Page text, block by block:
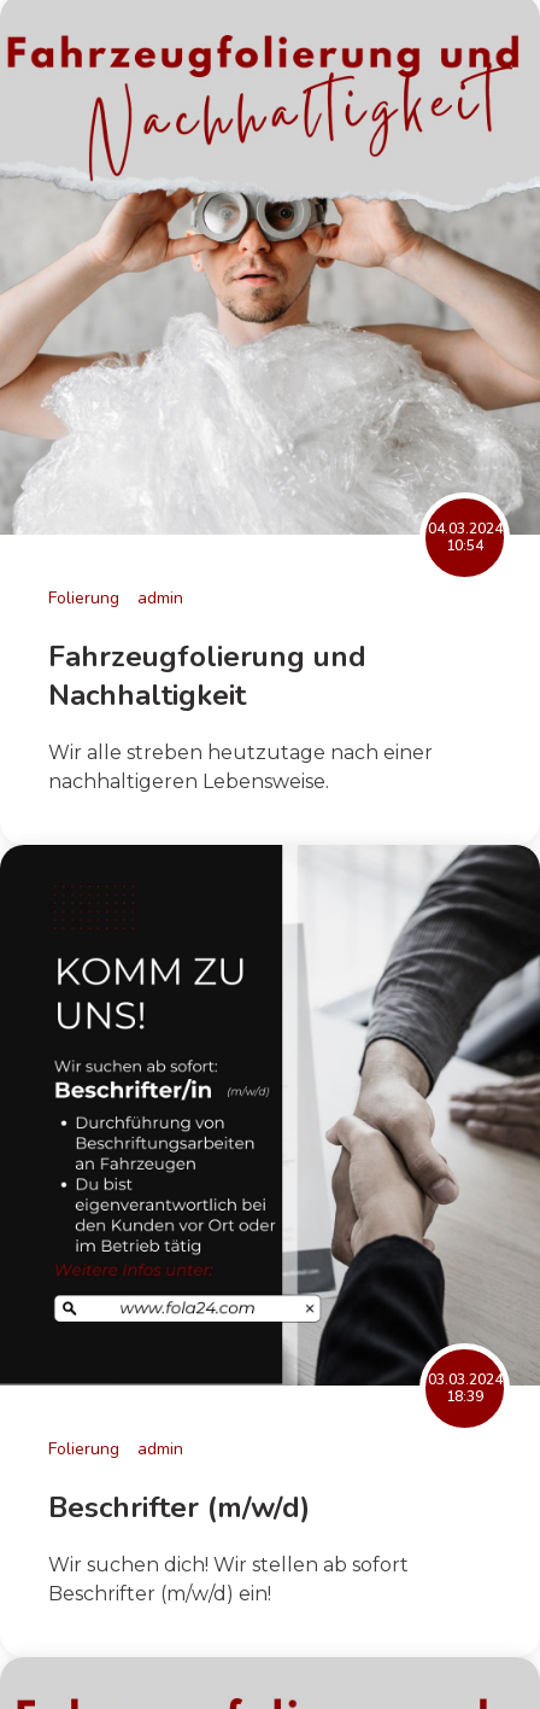
04.03.2024
10:54
Folierung admin
Fahrzeugfolierung und
Nachhaltigkeit
Wir alle streben heutzutage nach einer
nachhaltigeren Lebensweise.
03.03.2024
18:39
Folierung admin
Beschrifter (m/w/d)
Wir suchen dich! Wir stellen ab sofort
Beschrifter (m/w/d) ein!